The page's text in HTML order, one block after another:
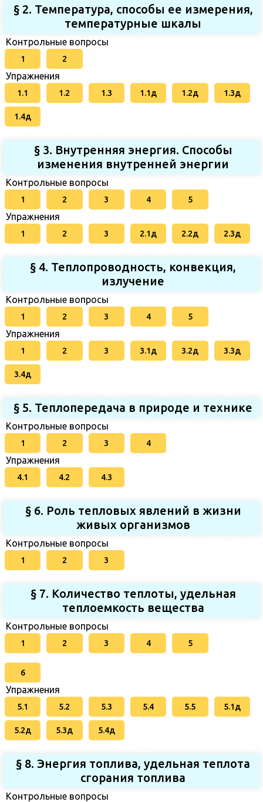
§ 2. Температура, способы ее измерения,
температурные шкалы
Контрольные вопросы
1 2
Упражнения
1.1 1.2 1.3 1.1д 1.2д 1.3д
1.4д
§ 3. Внутренняя энергия. Способы
изменения внутренней энергии
Контрольные вопросы
1 2 3 4 5
Упражнения
1 2 3 2.1д 2.2д 2.3д
§ 4. Теплопроводность, конвекция,
излучение
Контрольные вопросы
1 2 3 4 5
Упражнения
1 2 3 3.1д 3.2д 3.3д
3.4д
§ 5. Теплопередача в природе и технике
Контрольные вопросы
1 2 3 4
Упражнения
4.1 4.2 4.3
§ 6. Роль тепловых явлений в жизни
живых организмов
Контрольные вопросы
1 2 3
§ 7. Количество теплоты, удельная
теплоемкость вещества
Контрольные вопросы
1 2 3 4 5
6
Упражнения
5.1 5.2 5.3 5.4 5.5 5.1д
5.2д 5.3д 5.4д
§ 8. Энергия топлива, удельная теплота
сгорания топлива
Контрольные вопросы